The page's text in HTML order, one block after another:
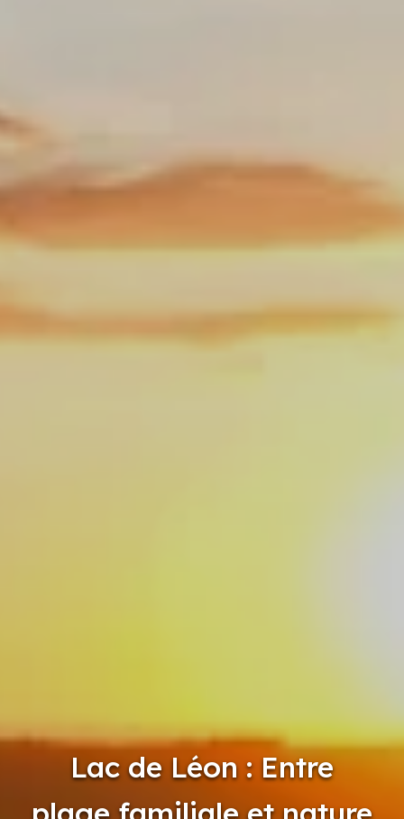
Lac de Léon : Entre